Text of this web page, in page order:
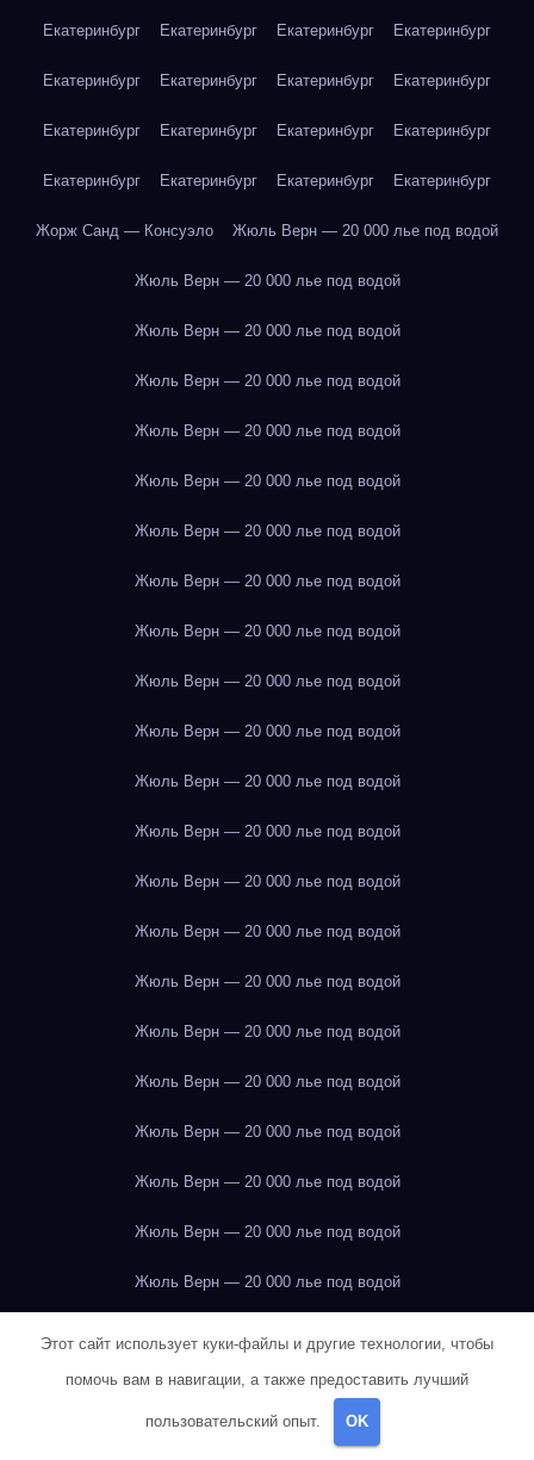
Екатеринбург Екатеринбург Екатеринбург Екатеринбург
Екатеринбург Екатеринбург Екатеринбург Екатеринбург
Екатеринбург Екатеринбург Екатеринбург Екатеринбург
Екатеринбург Екатеринбург Екатеринбург Екатеринбург
Жорж Санд — Консуэло Жюль Верн — 20 000 лье под водой
Жюль Верн — 20 000 лье под водой
Жюль Верн — 20 000 лье под водой
Жюль Верн — 20 000 лье под водой
Жюль Верн — 20 000 лье под водой
Жюль Верн — 20 000 лье под водой
Жюль Верн — 20 000 лье под водой
Жюль Верн — 20 000 лье под водой
Жюль Верн — 20 000 лье под водой
Жюль Верн — 20 000 лье под водой
Жюль Верн — 20 000 лье под водой
Жюль Верн — 20 000 лье под водой
Жюль Верн — 20 000 лье под водой
Жюль Верн — 20 000 лье под водой
Жюль Верн — 20 000 лье под водой
Жюль Верн — 20 000 лье под водой
Жюль Верн — 20 000 лье под водой
Жюль Верн — 20 000 лье под водой
Жюль Верн — 20 000 лье под водой
Жюль Верн — 20 000 лье под водой
Жюль Верн — 20 000 лье под водой
Жюль Верн — 20 000 лье под водой
Жюль Верн — 20 000 лье под водой
Жюль Верн — 20 000 лье под водой
Этот сайт использует куки-файлы и другие технологии, чтобы
помочь вам в навигации, а также предоставить лучший
пользовательский опыт. OK